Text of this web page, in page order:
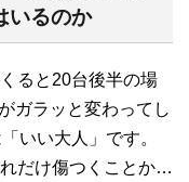
いるのか
ると 20台後半の場
ガラッと変わってし
いい大人」です。
だけ傷つくことか…